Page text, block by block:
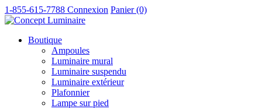
1-855-615-7788 Connexion Panier (0)
Boutique
Ampoules
Luminaire mural
Luminaire suspendu
Luminaire extérieur
Plafonnier
Lampe sur pied